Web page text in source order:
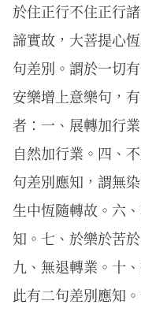
於住正行不住正行
諦實故，大菩提心
句差別。謂於一切
安樂增上意樂句，
者：一、展轉加行
自然加行業。四、
句差別應知，謂無
生中恆隨轉故。六
知。七、於樂於苦
九、無退轉業。十
此有二句差別應知